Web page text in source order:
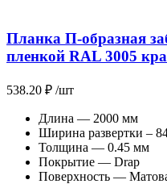
Планка П-образная
пленкой RAL 3005
538.20 ₽ /шт
Длина — 2000 мм
Ширина развертки –
Толщина — 0.45 мм
Покрытие — Drap
Поверхность —